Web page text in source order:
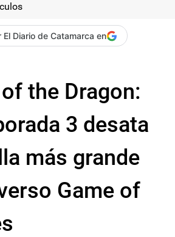
El Diario de Catamarca en
the Dragon:
3 desata
más grande
Game of